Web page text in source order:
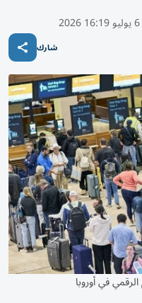
6 يوليو 16:19 2026
شارك
في أوروبا